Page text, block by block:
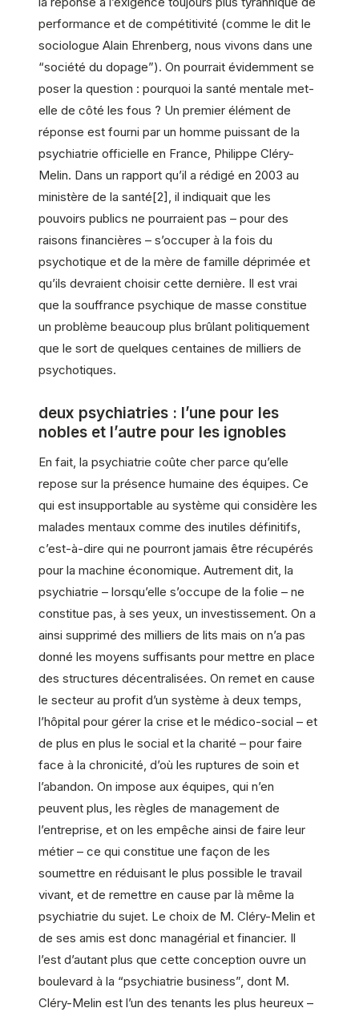
performance et de compétitivité (comme le dit le
sociologue Alain Ehrenberg, nous vivons dans une
“société du dopage”). On pourrait évidemment se
poser la question : pourquoi la santé mentale met-
elle de côté les fous ? Un premier élément de
réponse est fourni par un homme puissant de la
psychiatrie officielle en France, Philippe Cléry-
Melin. Dans un rapport qu’il a rédigé en 2003 au
ministère de la santé[2], il indiquait que les
pouvoirs publics ne pourraient pas – pour des
raisons financières – s’occuper à la fois du
psychotique et de la mère de famille déprimée et
qu’ils devraient choisir cette dernière. Il est vrai
que la souffrance psychique de masse constitue
un problème beaucoup plus brûlant politiquement
que le sort de quelques centaines de milliers de
psychotiques.
deux psychiatries : l’une pour les
nobles et l’autre pour les ignobles
En fait, la psychiatrie coûte cher parce qu’elle
repose sur la présence humaine des équipes. Ce
qui est insupportable au système qui considère les
malades mentaux comme des inutiles définitifs,
c’est-à-dire qui ne pourront jamais être récupérés
pour la machine économique. Autrement dit, la
psychiatrie – lorsqu’elle s’occupe de la folie – ne
constitue pas, à ses yeux, un investissement. On a
ainsi supprimé des milliers de lits mais on n’a pas
donné les moyens suffisants pour mettre en place
des structures décentralisées. On remet en cause
le secteur au profit d’un système à deux temps,
l’hôpital pour gérer la crise et le médico-social – et
de plus en plus le social et la charité – pour faire
face à la chronicité, d’où les ruptures de soin et
l’abandon. On impose aux équipes, qui n’en
peuvent plus, les règles de management de
l’entreprise, et on les empêche ainsi de faire leur
métier – ce qui constitue une façon de les
soumettre en réduisant le plus possible le travail
vivant, et de remettre en cause par là même la
psychiatrie du sujet. Le choix de M. Cléry-Melin et
de ses amis est donc managérial et financier. Il
l’est d’autant plus que cette conception ouvre un
boulevard à la “psychiatrie business”, dont M.
Cléry-Melin est l’un des tenants les plus heureux –